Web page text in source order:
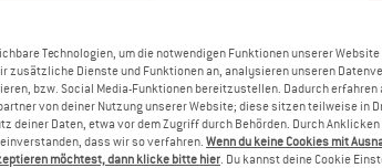
Technologien, um die notwendigen Funktionen unserer Website
zusätzliche Dienste und Funktionen an, analysieren unseren
bzw. Social Media-Funktionen bereitzustellen. Dadurch erfahren
von deiner Nutzung unserer Website; diese sitzen teilweise in
deiner Daten, etwa vor dem Zugriff durch Behörden. Durch Anklicken
dass wir so verfahren. Wenn du keine Cookies mit
möchtest, dann klicke bitte hier. Du kannst deine Cookie